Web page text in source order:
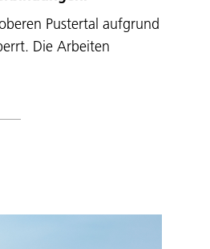
Pustertal aufgrund
Die Arbeiten